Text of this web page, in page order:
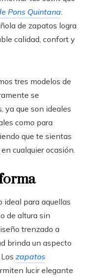
e Pons Quintana
de zapatos logra
calidad, confort y
tres modelos de
se
ya que son ideales
como para
que te sientas
cualquier ocasión.
ideal para aquellas
de altura sin
trenzado a
brinda un aspecto
zapatos
lucir elegante